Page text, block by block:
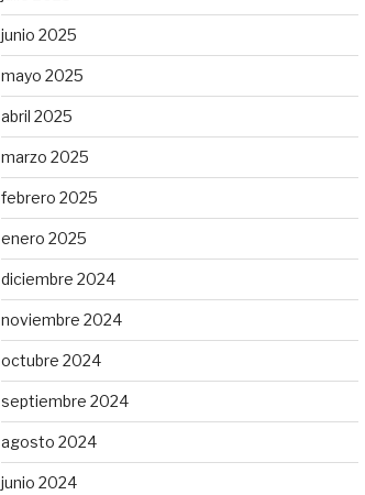
junio 2025
mayo 2025
abril 2025
marzo 2025
febrero 2025
enero 2025
diciembre 2024
noviembre 2024
octubre 2024
septiembre 2024
agosto 2024
junio 2024